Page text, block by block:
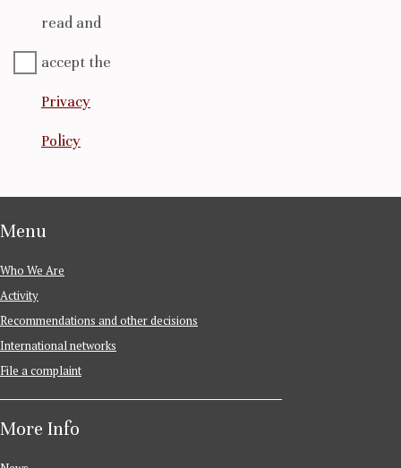
read and
accept the
Privacy
Policy
Menu
Who We Are
Activity
Recommendations and other decisions
International networks
File a complaint
More Info